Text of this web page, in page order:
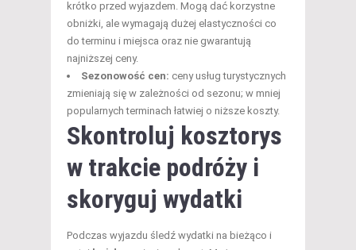
krótko przed wyjazdem. Mogą dać korzystne
obniżki, ale wymagają dużej elastyczności co
do terminu i miejsca oraz nie gwarantują
najniższej ceny.
Sezonowość cen: ceny usług turystycznych
zmieniają się w zależności od sezonu; w mniej
popularnych terminach łatwiej o niższe koszty.
Skontroluj kosztorys
w trakcie podróży i
skoryguj wydatki
Podczas wyjazdu śledź wydatki na bieżąco i